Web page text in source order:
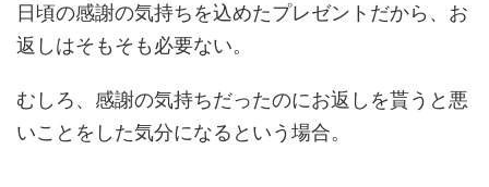
日頃の感謝の気持ちを込めたプレゼントだから、お
返しはそもそも必要ない。
むしろ、感謝の気持ちだったのにお返しを貰うと悪
いことをした気分になるという場合。